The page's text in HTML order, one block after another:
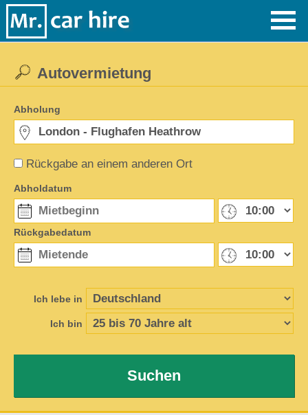
Rückgabe an einem anderen Ort
Autovermietung
Abholung
Abholdatum
Rückgabedatum
Ich lebe in
Ich bin
Suchen